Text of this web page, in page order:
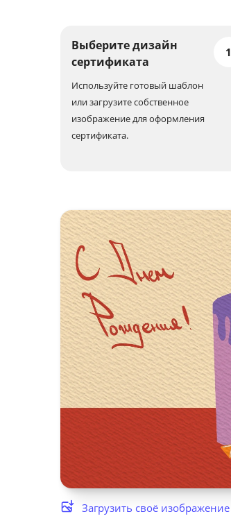
Выберите дизайн
сертификата
1
Используйте готовый шаблон
или загрузите собственное
изображение для оформления
сертификата.
Загрузить своё изображение